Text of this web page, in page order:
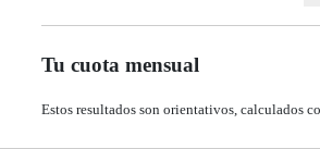
Tu cuota mensual
Estos resultados son orientativos, calculados